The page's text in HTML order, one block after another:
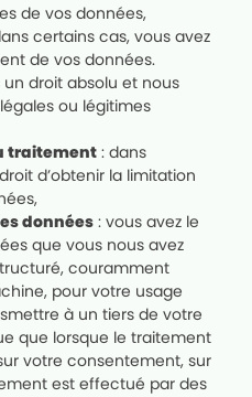
de vos données,
certains cas, vous avez
de vos données.
droit absolu et nous
ou légitimes
traitement: dans
d’obtenir la limitation
données: vous avez le
que vous nous avez
couramment
pour votre usage
à un tiers de votre
que lorsque le traitement
votre consentement, sur
est effectué par des